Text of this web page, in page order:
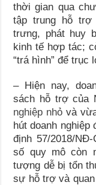
thời gian qua
tập trung hỗ trợ
trưng, phát huy
kinh tế hợp tác;
“trá hình” để trục
– Hiện nay,
sách hỗ trợ của
nghiệp nhỏ và
hút doanh nghiệp
định 57/2018/
số quy mô còn
tượng dễ bị tổn
sự hỗ trợ và